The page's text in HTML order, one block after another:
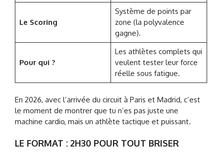
Le Scoring
Système de points par
zone (la polyvalence
gagne).
Pour qui ?
Les athlètes complets qui
veulent tester leur force
réelle sous fatigue.
En 2026, avec l’arrivée du circuit à Paris et Madrid, c’est
le moment de montrer que tu n’es pas juste une
machine cardio, mais un athlète tactique et puissant.
LE FORMAT : 2H30 POUR TOUT BRISER